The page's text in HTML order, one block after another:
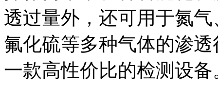
透过量外，还可用于氮
氟化硫等多种气体的渗
一款高性价比的检测设